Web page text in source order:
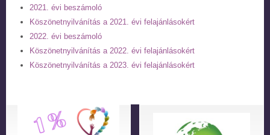
2021. évi beszámoló
Köszönetnyilvánítás a 2021. évi felajánlásokért
2022. évi beszámoló
Köszönetnyilvánítás a 2022. évi felajánlásokért
Köszönetnyilvánítás a 2023. évi felajánlásokért